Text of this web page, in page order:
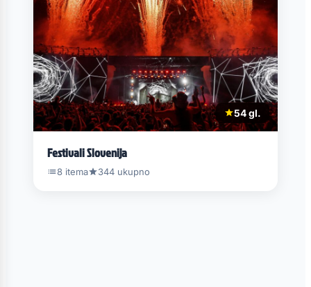
54 gl.
Festivali Slovenija
8 itema 344 ukupno